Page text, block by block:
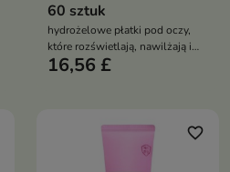
60 sztuk
hydrożelowe płatki pod oczy,
które rozświetlają, nawilżają i
pomagają zmniejszyć oznaki
16,56 £
favorite_border